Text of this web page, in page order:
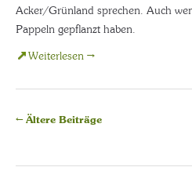
Acker/Grünland sprechen. Auch
Pappeln gepflanzt haben.
Weiterlesen →
←Ältere Beiträge